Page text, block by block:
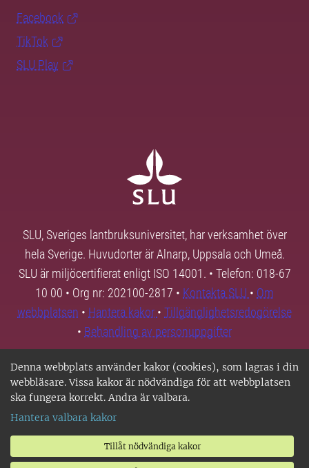
Denna webbplats använder kakor (cookies), som lagras i din
webbläsare. Vissa kakor är nödvändiga för att webbplatsen
ska fungera korrekt. Andra är valbara.
Hantera valbara kakor
Tillåt nödvändiga kakor
Facebook
TikTok
SLU Play
SLU, Sveriges lantbruksuniversitet, har verksamhet över
hela Sverige. Huvudorter är Alnarp, Uppsala och Umeå.
SLU är miljöcertifierat enligt ISO 14001. • Telefon: 018-67
10 00 • Org nr: 202100-2817 • Kontakta SLU • Om
webbplatsen • Hantera kakor • Tillgänglighetsredogörelse
• Behandling av personuppgifter